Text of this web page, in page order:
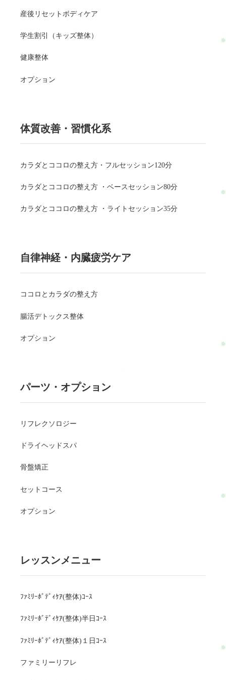
産後リセットボディケア
学生割引（キッズ整体）
健康整体
オプション
体質改善・習慣化系
カラダとココロの整え方・フルセッション120分
カラダとココロの整え方 ・ベースセッション80分
カラダとココロの整え方 ・ライトセッション35分
自律神経・内臓疲労ケア
ココロとカラダの整え方
腸活デトックス整体
オプション
パーツ・オプション
リフレクソロジー
ドライヘッドスパ
骨盤矯正
セットコース
オプション
レッスンメニュー
ﾌｧﾐﾘｰﾎﾞﾃﾞｨｹｱ(整体)ｺｰｽ
ﾌｧﾐﾘｰﾎﾞﾃﾞｨｹｱ(整体)半日ｺｰｽ
ﾌｧﾐﾘｰﾎﾞﾃﾞｨｹｱ(整体)１日ｺｰｽ
ファミリーリフレ